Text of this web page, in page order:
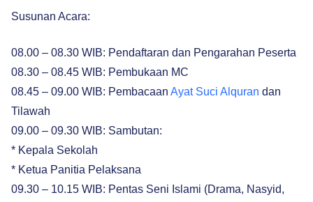
Susunan Acara:
08.00 – 08.30 WIB: Pendaftaran dan Pengarahan Peserta
08.30 – 08.45 WIB: Pembukaan MC
08.45 – 09.00 WIB: Pembacaan Ayat Suci Alquran dan
Tilawah
09.00 – 09.30 WIB: Sambutan:
* Kepala Sekolah
* Ketua Panitia Pelaksana
09.30 – 10.15 WIB: Pentas Seni Islami (Drama, Nasyid,